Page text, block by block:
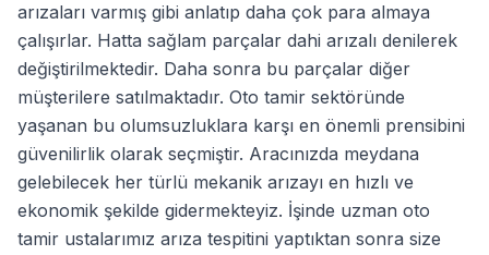
arızaları varmış gibi anlatıp daha çok para almaya
çalışırlar. Hatta sağlam parçalar dahi arızalı denilerek
değiştirilmektedir. Daha sonra bu parçalar diğer
müşterilere satılmaktadır. Oto tamir sektöründe
yaşanan bu olumsuzluklara karşı en önemli prensibini
güvenilirlik olarak seçmiştir. Aracınızda meydana
gelebilecek her türlü mekanik arızayı en hızlı ve
ekonomik şekilde gidermekteyiz. İşinde uzman oto
tamir ustalarımız arıza tespitini yaptıktan sonra size